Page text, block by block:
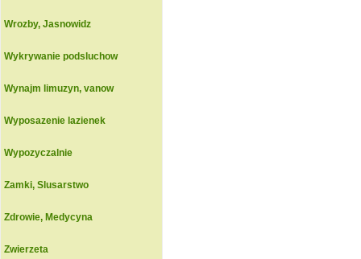
Wrozby, Jasnowidz
Wykrywanie podsluchow
Wynajm limuzyn, vanow
Wyposazenie lazienek
Wypozyczalnie
Zamki, Slusarstwo
Zdrowie, Medycyna
Zwierzeta